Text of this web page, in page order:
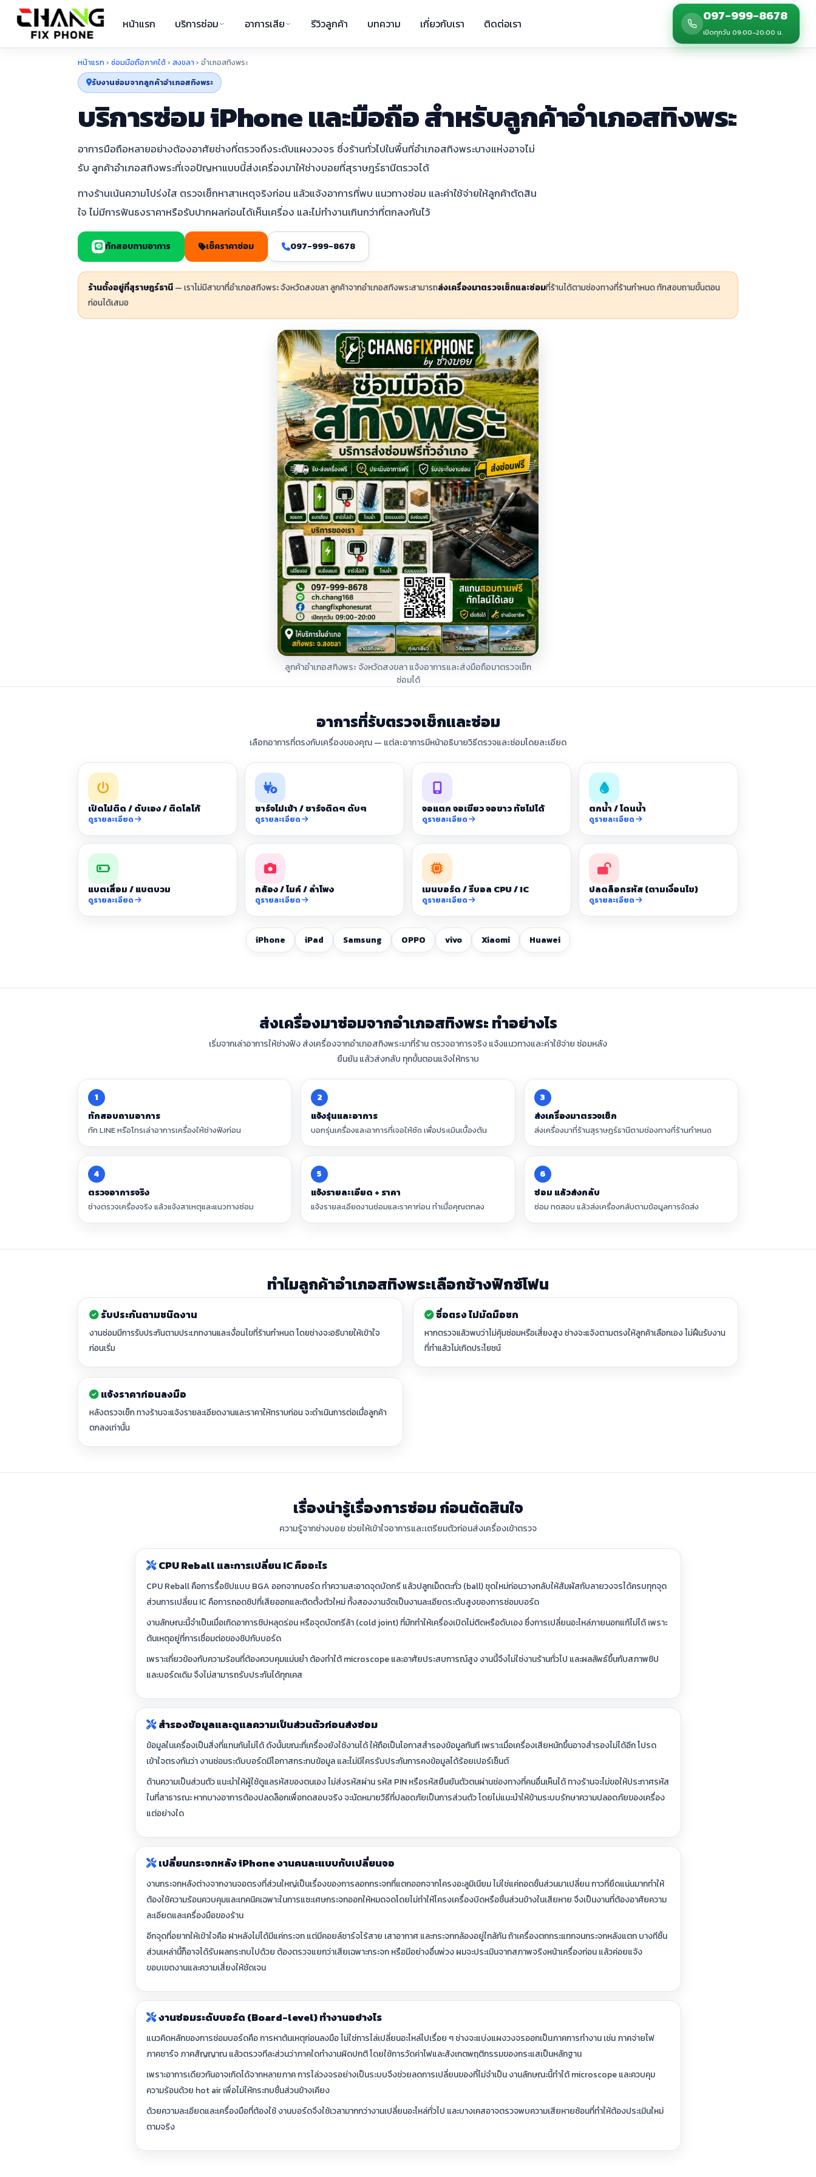
หน้าแรก บริการซ่อม อาการเสีย รีวิวลูกค้า บทความ เกี่ยวกับเรา ติดต่อเรา 097-999-8678
เปิดทุกวัน 09:00–20:00 น.
หน้าแรก › ซ่อมมือถือภาคใต้› สงขลา › อำเภอสทิงพระ
รับงานซ่อมจากลูกค้าอำเภอสทิงพระ
บริการซ่อม iPhone และมือถือ สำหรับลูกค้าอำเภอสทิงพระ
อาการมือถือหลายอย่างต้องอาศัยช่างที่ตรวจถึงระดับแผงวงจร ซึ่งร้านทั่วไปในพื้นที่อำเภอสทิงพระบางแห่งอาจไม่
รับ ลูกค้าอำเภอสทิงพระที่เจอปัญหาแบบนี้ส่งเครื่องมาให้ช่างบอยที่สุราษฎร์ธานีตรวจได้
ทางร้านเน้นความโปร่งใส ตรวจเช็กหาสาเหตุจริงก่อน แล้วแจ้งอาการที่พบ แนวทางซ่อม และค่าใช้จ่ายให้ลูกค้าตัดสิน
ใจ ไม่มีการฟันธงราคาหรือรับปากผลก่อนได้เห็นเครื่อง และไม่ทำงานเกินกว่าที่ตกลงกันไว้
ทักสอบถามอาการ เช็คราคาซ่อม 097-999-8678
ร้านตั้งอยู่ที่สุราษฎร์ธานี — เราไม่มีสาขาที่อำเภอสทิงพระ จังหวัดสงขลา ลูกค้าจากอำเภอสทิงพระสามารถส่งเครื่องมาตรวจเช็กและซ่อมที่ร้านได้ตามช่องทางที่ร้านกำหนด ทักสอบถามขั้นตอน
ก่อนได้เสมอ
ลูกค้าอำเภอสทิงพระ จังหวัดสงขลา แจ้งอาการและส่งมือถือมาตรวจเช็ก
ซ่อมได้
อาการที่รับตรวจเช็กและซ่อม
เลือกอาการที่ตรงกับเครื่องของคุณ — แต่ละอาการมีหน้าอธิบายวิธีตรวจและซ่อมโดยละเอียด
เปิดไม่ติด / ดับเอง / ติดโลโก้
ดูรายละเอียด
ชาร์จไม่เข้า / ชาร์จติดๆ ดับๆ
ดูรายละเอียด
จอแตก จอเขียว จอขาว ทัชไม่ได้
ดูรายละเอียด
ตกน้ำ / โดนน้ำ
ดูรายละเอียด
แบตเสื่อม / แบตบวม
ดูรายละเอียด
กล้อง / ไมค์ / ลำโพง
ดูรายละเอียด
เมนบอร์ด / รีบอล CPU / IC
ดูรายละเอียด
ปลดล็อกรหัส (ตามเงื่อนไข)
ดูรายละเอียด
iPhone iPad Samsung OPPO vivo Xiaomi Huawei
ส่งเครื่องมาซ่อมจากอำเภอสทิงพระ ทำอย่างไร
เริ่มจากเล่าอาการให้ช่างฟัง ส่งเครื่องจากอำเภอสทิงพระมาที่ร้าน ตรวจอาการจริง แจ้งแนวทางและค่าใช้จ่าย ซ่อมหลัง
ยืนยัน แล้วส่งกลับ ทุกขั้นตอนแจ้งให้ทราบ
1
ทักสอบถามอาการ
ทัก LINE หรือโทรเล่าอาการเครื่องให้ช่างฟังก่อน
2
แจ้งรุ่นและอาการ
บอกรุ่นเครื่องและอาการที่เจอให้ชัด เพื่อประเมินเบื้องต้น
3
ส่งเครื่องมาตรวจเช็ก
ส่งเครื่องมาที่ร้านสุราษฎร์ธานีตามช่องทางที่ร้านกำหนด
4
ตรวจอาการจริง
ช่างตรวจเครื่องจริง แล้วแจ้งสาเหตุและแนวทางซ่อม
5
แจ้งรายละเอียด + ราคา
แจ้งรายละเอียดงานซ่อมและราคาก่อน ทำเมื่อคุณตกลง
6
ซ่อม แล้วส่งกลับ
ซ่อม ทดสอบ แล้วส่งเครื่องกลับตามข้อมูลการจัดส่ง
ทำไมลูกค้าอำเภอสทิงพระเลือกช้างฟิกซ์โฟน
รับประกันตามชนิดงาน
งานซ่อมมีการรับประกันตามประเภทงานและเงื่อนไขที่ร้านกำหนด โดยช่างจะอธิบายให้เข้าใจ
ก่อนเริ่ม
ซื่อตรง ไม่มัดมือชก
หากตรวจแล้วพบว่าไม่คุ้มซ่อมหรือเสี่ยงสูง ช่างจะแจ้งตามตรงให้ลูกค้าเลือกเอง ไม่ฝืนรับงาน
ที่ทำแล้วไม่เกิดประโยชน์
แจ้งราคาก่อนลงมือ
หลังตรวจเช็ก ทางร้านจะแจ้งรายละเอียดงานและราคาให้ทราบก่อน จะดำเนินการต่อเมื่อลูกค้า
ตกลงเท่านั้น
เรื่องน่ารู้เรื่องการซ่อม ก่อนตัดสินใจ
ความรู้จากช่างบอย ช่วยให้เข้าใจอาการและเตรียมตัวก่อนส่งเครื่องเข้าตรวจ
CPU Reball และการเปลี่ยน IC คืออะไร
CPU Reball คือการรื้อชิปแบบ BGA ออกจากบอร์ด ทำความสะอาดจุดบัดกรี แล้วปลูกเม็ดตะกั่ว (ball) ชุดใหม่ก่อนวางกลับให้สัมผัสกับลายวงจรได้ครบทุกจุด
ส่วนการเปลี่ยน IC คือการถอดชิปที่เสียออกและติดตั้งตัวใหม่ ทั้งสองงานจัดเป็นงานละเอียดระดับสูงของการซ่อมบอร์ด
งานลักษณะนี้จำเป็นเมื่อเกิดอาการชิปหลุดร่อน หรือจุดบัดกรีล้า (cold joint) ที่มักทำให้เครื่องเปิดไม่ติดหรือดับเอง ซึ่งการเปลี่ยนอะไหล่ภายนอกแก้ไม่ได้ เพราะ
ต้นเหตุอยู่ที่การเชื่อมต่อของชิปกับบอร์ด
เพราะเกี่ยวข้องกับความร้อนที่ต้องควบคุมแม่นยำ ต้องทำใต้ microscope และอาศัยประสบการณ์สูง งานนี้จึงไม่ใช่งานร้านทั่วไป และผลลัพธ์ขึ้นกับสภาพชิป
และบอร์ดเดิม จึงไม่สามารถรับประกันได้ทุกเคส
สำรองข้อมูลและดูแลความเป็นส่วนตัวก่อนส่งซ่อม
ข้อมูลในเครื่องเป็นสิ่งที่แทนกันไม่ได้ ดังนั้นขณะที่เครื่องยังใช้งานได้ ให้ถือเป็นโอกาสสำรองข้อมูลทันที เพราะเมื่อเครื่องเสียหนักขึ้นอาจสำรองไม่ได้อีก โปรด
เข้าใจตรงกันว่า งานซ่อมระดับบอร์ดมีโอกาสกระทบข้อมูล และไม่มีใครรับประกันการคงข้อมูลได้ร้อยเปอร์เซ็นต์
ด้านความเป็นส่วนตัว แนะนำให้ผู้ใช้ดูแลรหัสของตนเอง ไม่ส่งรหัสผ่าน รหัส PIN หรือรหัสยืนยันตัวตนผ่านช่องทางที่คนอื่นเห็นได้ ทางร้านจะไม่ขอให้ประกาศรหัส
ในที่สาธารณะ หากบางอาการต้องปลดล็อกเพื่อทดสอบจริง จะนัดหมายวิธีที่ปลอดภัยเป็นการส่วนตัว โดยไม่แนะนำให้ข้ามระบบรักษาความปลอดภัยของเครื่อง
แต่อย่างใด
เปลี่ยนกระจกหลัง iPhone งานคนละแบบกับเปลี่ยนจอ
งานกระจกหลังต่างจากงานจอตรงที่ส่วนใหญ่เป็นเรื่องของการลอกกระจกที่แตกออกจากโครงอะลูมิเนียม ไม่ใช่แค่ถอดชิ้นส่วนมาเปลี่ยน กาวที่ยึดแน่นมากทำให้
ต้องใช้ความร้อนควบคุมและเทคนิคเฉพาะในการแซะเศษกระจกออกให้หมดจดโดยไม่ทำให้โครงเครื่องบิดหรือชิ้นส่วนข้างในเสียหาย จึงเป็นงานที่ต้องอาศัยความ
ละเอียดและเครื่องมือของร้าน
อีกจุดที่อยากให้เข้าใจคือ ฝาหลังไม่ได้มีแค่กระจก แต่มีคอยล์ชาร์จไร้สาย เสาอากาศ และกระจกกล้องอยู่ใกล้กัน ถ้าเครื่องตกกระแทกจนกระจกหลังแตก บางทีชิ้น
ส่วนเหล่านี้ก็อาจได้รับผลกระทบไปด้วย ต้องตรวจแยกว่าเสียเฉพาะกระจก หรือมีอย่างอื่นพ่วง ผมจะประเมินจากสภาพจริงหน้าเครื่องก่อน แล้วค่อยแจ้ง
ขอบเขตงานและความเสี่ยงให้ชัดเจน
งานซ่อมระดับบอร์ด (Board-level) ทำงานอย่างไร
แนวคิดหลักของการซ่อมบอร์ดคือ การหาต้นเหตุก่อนลงมือ ไม่ใช่การไล่เปลี่ยนอะไหล่ไปเรื่อย ๆ ช่างจะแบ่งแผงวงจรออกเป็นภาคการทำงาน เช่น ภาคจ่ายไฟ
ภาคชาร์จ ภาคสัญญาณ แล้วตรวจทีละส่วนว่าภาคใดทำงานผิดปกติ โดยใช้การวัดค่าไฟและสังเกตพฤติกรรมของกระแสเป็นหลักฐาน
เพราะอาการเดียวกันอาจเกิดได้จากหลายภาค การไล่วงจรอย่างเป็นระบบจึงช่วยลดการเปลี่ยนของที่ไม่จำเป็น งานลักษณะนี้ทำใต้ microscope และควบคุม
ความร้อนด้วย hot air เพื่อไม่ให้กระทบชิ้นส่วนข้างเคียง
ด้วยความละเอียดและเครื่องมือที่ต้องใช้ งานบอร์ดจึงใช้เวลามากกว่างานเปลี่ยนอะไหล่ทั่วไป และบางเคสอาจตรวจพบความเสียหายซ้อนที่ทำให้ต้องประเมินใหม่
ตามจริง